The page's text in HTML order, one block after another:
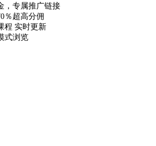
，专属推广链接
％超高分佣
程 实时更新
式浏览